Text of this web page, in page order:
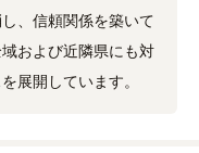
、信頼関係を築いて
および近隣県にも対
展開しています。